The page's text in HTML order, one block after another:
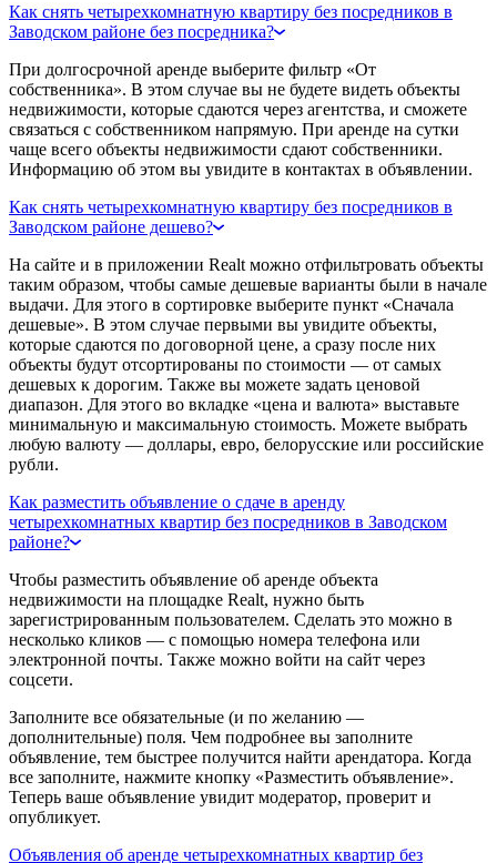
Как снять четырехкомнатную квартиру без посредников в
Заводском районе без посредника?
При долгосрочной аренде выберите фильтр «От
собственника». В этом случае вы не будете видеть объекты
недвижимости, которые сдаются через агентства, и сможете
связаться с собственником напрямую. При аренде на сутки
чаще всего объекты недвижимости сдают собственники.
Информацию об этом вы увидите в контактах в объявлении.
Как снять четырехкомнатную квартиру без посредников в
Заводском районе дешево?
На сайте и в приложении Realt можно отфильтровать объекты
таким образом, чтобы самые дешевые варианты были в начале
выдачи. Для этого в сортировке выберите пункт «Сначала
дешевые». В этом случае первыми вы увидите объекты,
которые сдаются по договорной цене, а сразу после них
объекты будут отсортированы по стоимости — от самых
дешевых к дорогим. Также вы можете задать ценовой
диапазон. Для этого во вкладке «цена и валюта» выставьте
минимальную и максимальную стоимость. Можете выбрать
любую валюту — доллары, евро, белорусские или российские
рубли.
Как разместить объявление о сдаче в аренду
четырехкомнатных квартир без посредников в Заводском
районе?
Чтобы разместить объявление об аренде объекта
недвижимости на площадке Realt, нужно быть
зарегистрированным пользователем. Сделать это можно в
несколько кликов — с помощью номера телефона или
электронной почты. Также можно войти на сайт через
соцсети.
Заполните все обязательные (и по желанию —
дополнительные) поля. Чем подробнее вы заполните
объявление, тем быстрее получится найти арендатора. Когда
все заполните, нажмите кнопку «Разместить объявление».
Теперь ваше объявление увидит модератор, проверит и
опубликует.
Объявления об аренде четырехкомнатных квартир без